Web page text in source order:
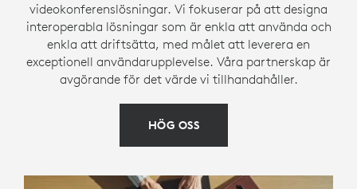
videokonferenslösningar. Vi fokuserar på att designa
interoperabla lösningar som är enkla att använda och
enkla att driftsätta, med målet att leverera en
exceptionell användarupplevelse. Våra partnerskap är
avgörande för det värde vi tillhandahåller.
HÖG OSS